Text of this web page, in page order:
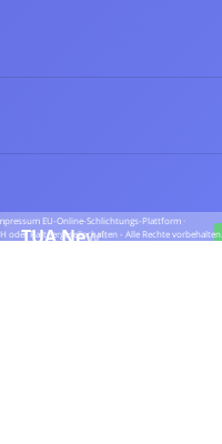
TUA News
EU-Online-Schlichtungs-Plattform ·
oder Partnergesellschaften - Alle Rechte vorbehalten.